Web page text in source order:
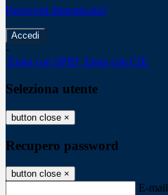
Password dimenticata?
-
Entra con SPID Entra con CIE
Seleziona utente
button close ×
Recupero password
button close ×
E-mail